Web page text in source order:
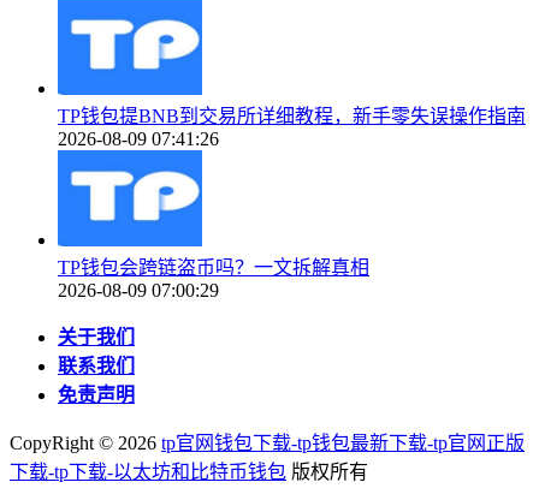
TP钱包提BNB到交易所详细教程，新手零失误操作指南
2026-08-09 07:41:26
TP钱包会跨链盗币吗？一文拆解真相
2026-08-09 07:00:29
关于我们
联系我们
免责声明
CopyRight © 2026 tp官网钱包下载-tp钱包最新下载-tp官网正版
下载-tp下载-以太坊和比特币钱包 版权所有